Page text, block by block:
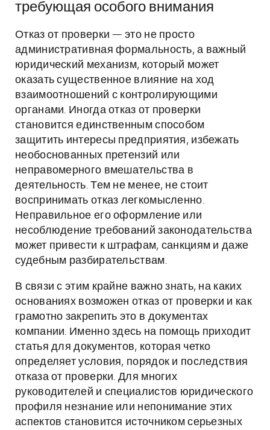
требующая особого внимания
Отказ от проверки — это не просто
административная формальность, а важный
юридический механизм, который может
оказать существенное влияние на ход
взаимоотношений с контролирующими
органами. Иногда отказ от проверки
становится единственным способом
защитить интересы предприятия, избежать
необоснованных претензий или
неправомерного вмешательства в
деятельность. Тем не менее, не стоит
воспринимать отказ легкомысленно.
Неправильное его оформление или
несоблюдение требований законодательства
может привести к штрафам, санкциям и даже
судебным разбирательствам.
В связи с этим крайне важно знать, на каких
основаниях возможен отказ от проверки и как
грамотно закрепить это в документах
компании. Именно здесь на помощь приходит
статья для документов, которая четко
определяет условия, порядок и последствия
отказа от проверки. Для многих
руководителей и специалистов юридического
профиля незнание или непонимание этих
аспектов становится источником серьезных